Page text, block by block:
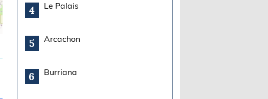
4 Le Palais
5 Arcachon
6 Burriana